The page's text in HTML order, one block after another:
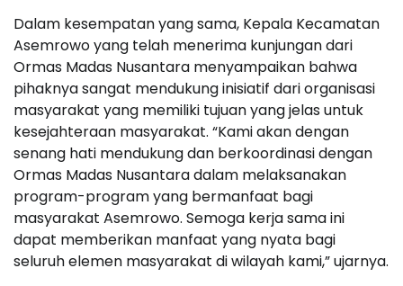
Dalam kesempatan yang sama, Kepala Kecamatan
Asemrowo yang telah menerima kunjungan dari
Ormas Madas Nusantara menyampaikan bahwa
pihaknya sangat mendukung inisiatif dari organisasi
masyarakat yang memiliki tujuan yang jelas untuk
kesejahteraan masyarakat. “Kami akan dengan
senang hati mendukung dan berkoordinasi dengan
Ormas Madas Nusantara dalam melaksanakan
program-program yang bermanfaat bagi
masyarakat Asemrowo. Semoga kerja sama ini
dapat memberikan manfaat yang nyata bagi
seluruh elemen masyarakat di wilayah kami,” ujarnya.